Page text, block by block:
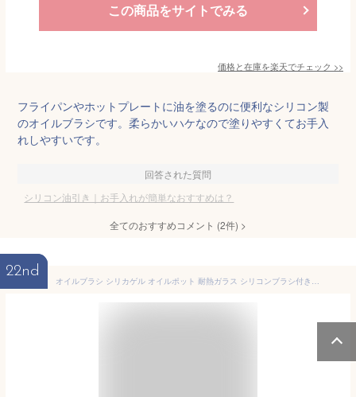
この商品をサイトでみる
価格と在庫を楽天でチェック >>
フライパンやホットプレートに油を塗るのに便利なシリコン製
のオイルブラシです。柔らかいハケなので塗りやすくてお手入
れしやすいです。
回答された質問
シリコン油引き｜お手入れが簡単なおすすめは？
全てのおすすめコメント (2件) >
22nd
オイルブラシ シリカゲル オイルポット 耐熱ガラス シリコンブラシ付きオイルボトル 油引き オイル差し 液だれしない 油 調味料入れ キッチンツール 料理用 醤油瓶 バーベキュー BBQ ホットプレート たこ焼き たこパ 鉄板焼き お好み焼き フライパン グリル